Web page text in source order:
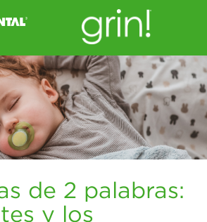
de 2 palabras:
y los